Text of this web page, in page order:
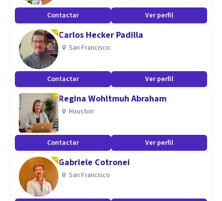
a cabo un planing con metas específicas y realistas que se
irán actualizando según se vayan cumpliendo objetivos.
No dudes en ponerte en contacto conmigo para resolver
cualquier duda o pregunta.
Contactar Ver perfil
Carlos Hecker Padilla
San Francisco
Contactar Ver perfil
Regina Wohltmuh Abraham
Houston
Contactar Ver perfil
Gabriele Cotronei
San Francisco